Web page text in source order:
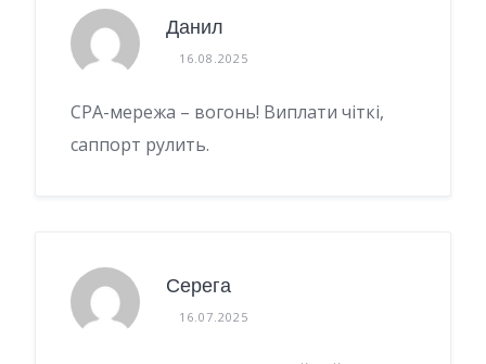
Данил
16.08.2025
CPA-мережа – вогонь! Виплати чіткі,
саппорт рулить.
Серега
16.07.2025